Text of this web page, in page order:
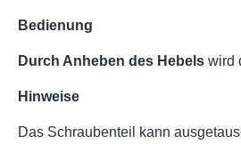
Bedienung
Durch Anheben des Hebels wird
Hinweise
Das Schraubenteil kann